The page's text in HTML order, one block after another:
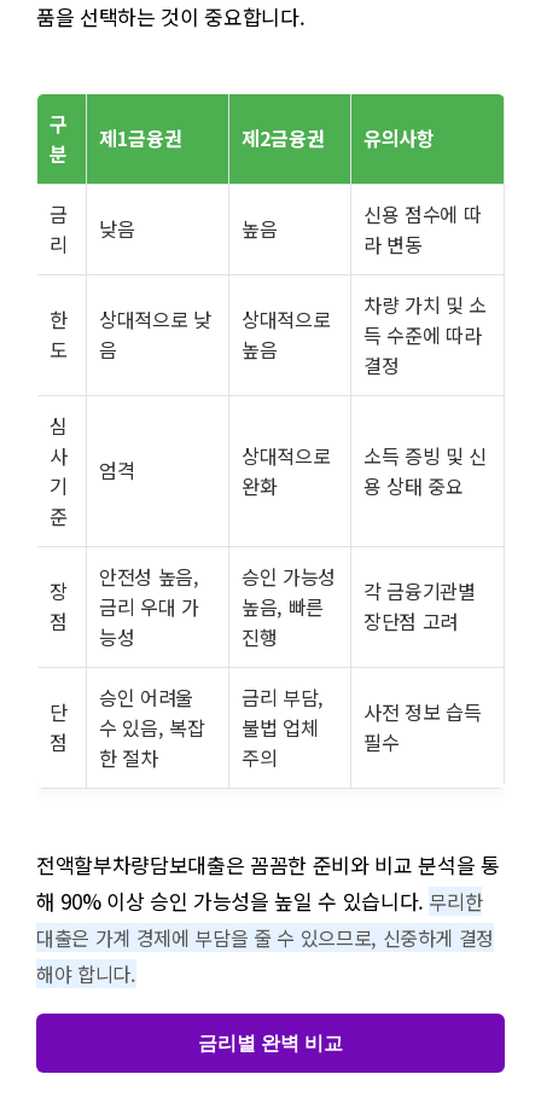
품을 선택하는 것이 중요합니다.
구
분
제1금융권 제2금융권 유의사항
금
리
낮음 높음
신용 점수에 따
라 변동
한
도
상대적으로 낮
음
상대적으로
높음
차량 가치 및 소
득 수준에 따라
결정
심
사
기
준
엄격
상대적으로
완화
소득 증빙 및 신
용 상태 중요
장
점
안전성 높음,
금리 우대 가
능성
승인 가능성
높음, 빠른
진행
각 금융기관별
장단점 고려
단
점
승인 어려울
수 있음, 복잡
한 절차
금리 부담,
불법 업체
주의
사전 정보 습득
필수
전액할부차량담보대출은 꼼꼼한 준비와 비교 분석을 통
해 90% 이상 승인 가능성을 높일 수 있습니다. 무리한
대출은 가계 경제에 부담을 줄 수 있으므로, 신중하게 결정
해야 합니다.
금리별 완벽 비교